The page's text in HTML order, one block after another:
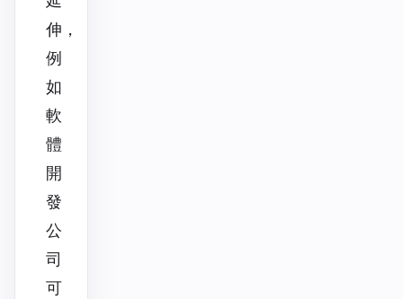
伸，
例
如
軟
體
開
發
公
司
可